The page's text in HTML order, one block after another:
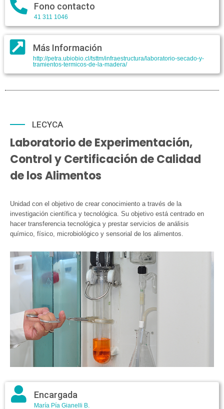
Fono contacto
41 311 1046
Más Información
http://petra.ubiobio.cl/tsttm/infraestructura/laboratorio-secado-y-
tramientos-termicos-de-la-madera/
LECYCA
Laboratorio de Experimentación,
Control y Certificación de Calidad
de los Alimentos
Unidad con el objetivo de crear conocimiento a través de la
investigación científica y tecnológica. Su objetivo está centrado en
hacer transferencia tecnológica y prestar servicios de análisis
químico, físico, microbiológico y sensorial de los alimentos.
Encargada
María Pía Gianelli B.